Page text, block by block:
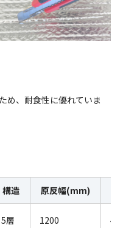
め、耐食性に優れていま
構造 原反幅(mm)
5層 1200 42